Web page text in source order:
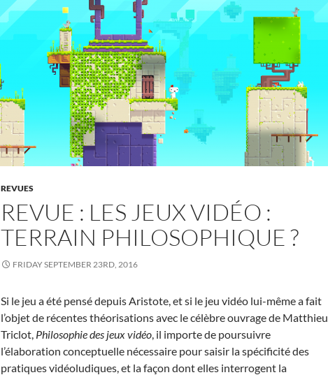
REVUES
REVUE : LES JEUX VIDÉO :
TERRAIN PHILOSOPHIQUE ?
FRIDAY SEPTEMBER 23RD, 2016
Si le jeu a été pensé depuis Aristote, et si le jeu vidéo lui-même a fait
l’objet de récentes théorisations avec le célèbre ouvrage de Matthieu
Triclot, Philosophie des jeux vidéo, il importe de poursuivre
l’élaboration conceptuelle nécessaire pour saisir la spécificité des
pratiques vidéoludiques, et la façon dont elles interrogent la